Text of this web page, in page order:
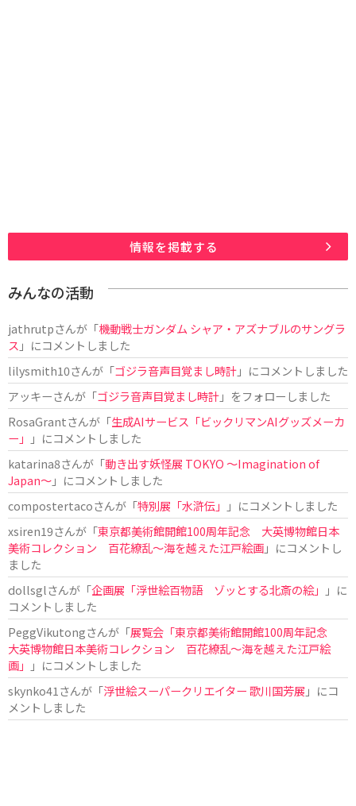
情報を掲載する
みんなの活動
jathrutpさんが「機動戦士ガンダム シャア・アズナブルのサングラ
ス 」にコメントしました
lilysmith10さんが「ゴジラ音声目覚まし時計」にコメントしました
アッキーさんが「ゴジラ音声目覚まし時計」をフォローしました
RosaGrantさんが「生成AIサービス「ビックリマンAIグッズメーカ
ー」
」にコメントしました
katarina8さんが「動き出す妖怪展 TOKYO 〜Imagination of
Japan〜」にコメントしました
compostertacoさんが「特別展「水滸伝」
」にコメントしました
xsiren19さんが「東京都美術館開館100周年記念 大英博物館日本
美術コレクション 百花繚乱～海を越えた江戸絵画」にコメントし
ました
dollsglさんが「企画展「浮世絵百物語 ゾッとする北斎の絵」
」に
コメントしました
PeggVikutongさんが「展覧会「東京都美術館開館100周年記念
大英博物館日本美術コレクション 百花繚乱〜海を越えた江戸絵
画」
」にコメントしました
skynko41さんが「浮世絵スーパークリエイター 歌川国芳展 」にコ
メントしました